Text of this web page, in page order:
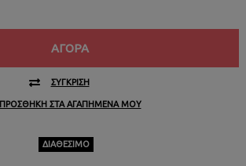
ΑΓΟΡΆ
ΣΎΓΚΡΙΣΗ
ΠΡΟΣΘΉΚΗ ΣΤΑ ΑΓΑΠΗΜΈΝΑ ΜΟΥ
ΔΙΑΘΈΣΙΜΟ